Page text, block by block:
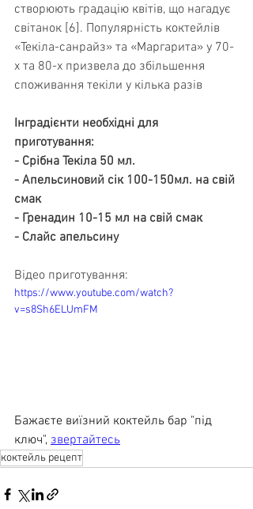
створюють градацію квітів, що нагадує
світанок [6]. Популярність коктейлів
«Текіла-санрайз» та «Маргарита» у 70-
х та 80-х призвела до збільшення
споживання текіли у кілька разів
Інградієнти необхідні для
приготування:
- Срібна Текіла 50 мл.
- Апельсиновий сік 100-150мл. на свій
смак
- Гренадин 10-15 мл на свій смак
- Слайс апельсину
Відео приготування:
https://www.youtube.com/watch?
v=s8Sh6ELUmFM
Бажаєте виїзний коктейль бар "під
ключ", звертайтесь
коктейль рецепт